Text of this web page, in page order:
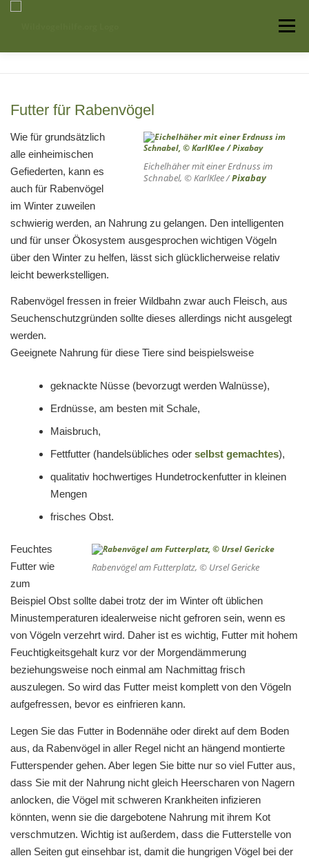
Menü
Auffangstationen
Futter für Rabenvögel
Eichelhäher mit einer Erdnuss im
Schnabel, © KarlKlee /Pixabay
Wie für grundsätzlich
alle einheimischen
Gefiederten, kann es
auch für Rabenvögel
im Winter zuweilen
schwierig werden, an Nahrung zu gelangen. Den intelligenten
und für unser Ökosystem ausgesprochen wichtigen Vögeln
über den Winter zu helfen, lässt sich glücklicherweise relativ
leicht bewerkstelligen.
Rabenvögel fressen in freier Wildbahn zwar auch Fleisch, aus
Seuchenschutzgründen sollte dieses allerdings nicht ausgelegt
werden.
Geeignete Nahrung für diese Tiere sind beispielsweise
geknackte Nüsse (bevorzugt werden Walnüsse),
Erdnüsse, am besten mit Schale,
Maisbruch,
Fettfutter (handelsübliches oder selbst gemachtes),
qualitativ hochwertiges Hundetrockenfutter in kleinen
Mengen
frisches Obst.
Rabenvögel am Futterplatz, © Ursel Gericke
Feuchtes
Futter wie
zum
Beispiel Obst sollte dabei trotz der im Winter oft üblichen
Minustemperaturen idealerweise nicht gefroren sein, wenn es
von Vögeln verzehrt wird. Daher ist es wichtig, Futter mit hohem
Feuchtigkeitsgehalt kurz vor der Morgendämmerung
beziehungsweise noch einmal am Nachmittag frisch
auszulegen. So wird das Futter meist komplett von den Vögeln
aufgefressen, bevor es einfrieren kann.
Legen Sie das Futter in Bodennähe oder direkt auf dem Boden
aus, da Rabenvögel in aller Regel nicht an hängend montierte
Futterspender gehen. Aber legen Sie bitte nur so viel Futter aus,
dass Sie mit der Nahrung nicht gleich Heerscharen von Nagern
anlocken, die Vögel mit schweren Krankheiten infizieren
könnten, wenn sie die dargebotene Nahrung mit ihrem Kot
verschmutzen. Wichtig ist außerdem, dass die Futterstelle von
allen Seiten gut einsehbar ist, damit die hungrigen Vögel bei der